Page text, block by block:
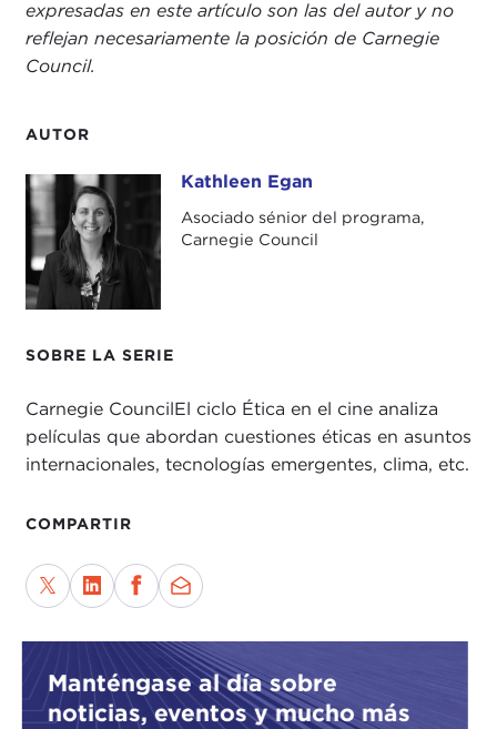
AUTOR
Kathleen Egan Kathleen Egan
Asociado sénior del programa,
Carnegie Council
SOBRE LA SERIE
Carnegie CouncilEl ciclo Ética en el cine analiza
películas que abordan cuestiones éticas en asuntos
internacionales, tecnologías emergentes, clima, etc.
COMPARTIR
Manténgase al día sobre
noticias, eventos y mucho más
expresadas en este artículo son las del autor y no
reflejan necesariamente la posición de Carnegie
Council.